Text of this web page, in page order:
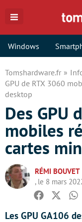
Windows
Tomshardware.fr
GPU de RTX 3060
desktop
Des GPU
mobiles
cartes
RÉMI BOUVET
, le 8 mars
Facebook
Twitter
Les GPU GA106